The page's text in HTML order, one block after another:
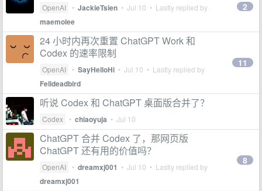
OpenAI • JackieTsien • Jul 10 • Lastly replied by
maemolee
2
24 小时内再次重置 ChatGPT Work 和
Codex 的速率限制
OpenAI • SayHelloHi • Jul 10 • Lastly replied by
Felldeadbird
11
听说 Codex 和 ChatGPT 桌面版合并了？
Codex • chiaoyuja • Jul 10
ChatGPT 合并 Codex 了，那网页版
ChatGPT 还有用的价值吗？
OpenAI • dreamxj001 • Jul 10 • Lastly replied by
dreamxj001
8